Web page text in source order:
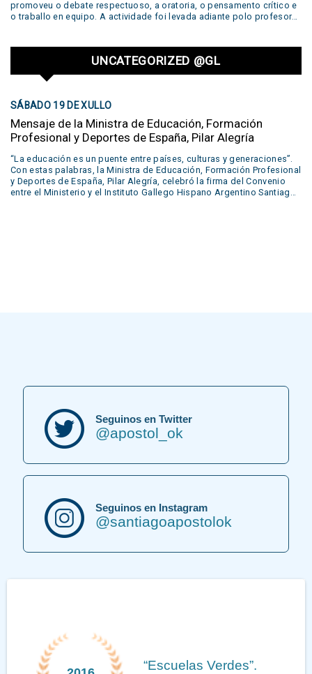
performances of short plays, reading of poems, podcasts, escape
rooms, trailers and even a live trial. Many of these were developed in
promoveu o debate respectuoso, a oratoria, o pensamento crítico e
o traballo en equipo. A actividade foi levada adiante polo profesor
UNCATEGORIZED @GL
SÁBADO 19 DE XULLO
Mensaje de la Ministra de Educación, Formación
Profesional y Deportes de España, Pilar Alegría
“La educación es un puente entre países, culturas y generaciones”.
Con estas palabras, la Ministra de Educación, Formación Profesional
y Deportes de España, Pilar Alegría, celebró la firma del Convenio
entre el Ministerio y el Instituto Gallego Hispano Argentino Santiago
Seguinos en Twitter
@apostol_ok
Seguinos en Instagram
@santiagoapostolok
“Escuelas Verdes”.